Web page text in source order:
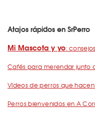
Atajos rápidos en SrPerro
Mi Mascota y yo:
Cafés para merendar junto
Vídeos de perros que
Perros bienvenidos en A